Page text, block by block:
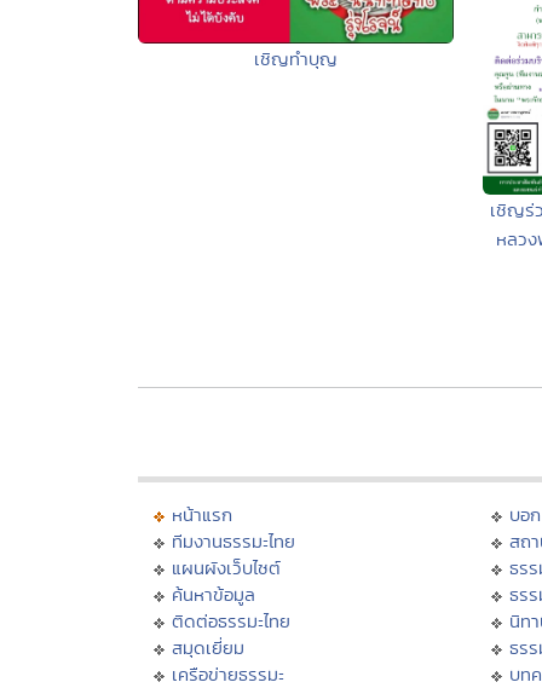
เชิญทำบุญ
เชิญร่
หลว
หน้าแรก
ทีมงานธรรมะไทย
แผนผังเว็บไซต์
ค้นหาข้อมูล
ติดต่อธรรมะไทย
สมุดเยี่ยม
เครือข่ายธรรมะ
บอ
สถ
ธร
ธร
นิท
ธร
บท